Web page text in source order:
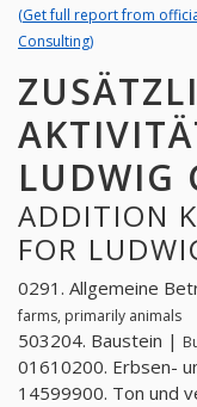
(Get full report from
Consulting)
LUDWIG
ADDITION
FOR
0291. Allgemeine
farms, primarily animals
503204. Baustein |
01610200. Erbsen-
14599900. Ton und